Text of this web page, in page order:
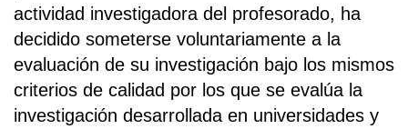
actividad investigadora del profesorado, ha
decidido someterse voluntariamente a la
evaluación de su investigación bajo los mismos
criterios de calidad por los que se evalúa la
investigación desarrollada en universidades y